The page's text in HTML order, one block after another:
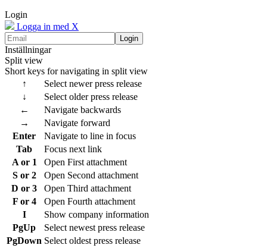
Login
Logga in med X
Login
Inställningar
Split view
Short keys for navigating in split view
↑
Select newer press release
↓
Select older press release
←
Navigate backwards
→
Navigate forward
Enter
Navigate to line in focus
Tab
Focus next link
A or 1
Open First attachment
S or 2
Open Second attachment
D or 3
Open Third attachment
F or 4
Open Fourth attachment
I
Show company information
PgUp
Select newest press release
PgDown Select oldest press release